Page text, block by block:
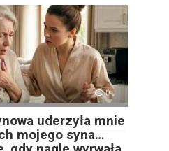
0
uderzyła mnie
mojego syna…